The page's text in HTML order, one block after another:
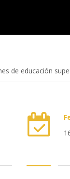
de educación